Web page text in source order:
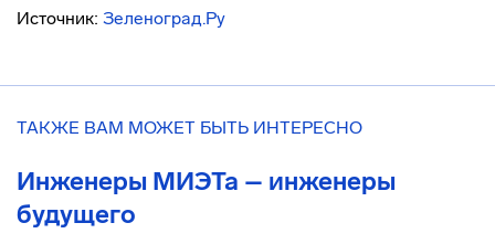
Источник: Зеленоград.Ру
ТАКЖЕ ВАМ МОЖЕТ БЫТЬ ИНТЕРЕСНО
Инженеры МИЭТа – инженеры
будущего